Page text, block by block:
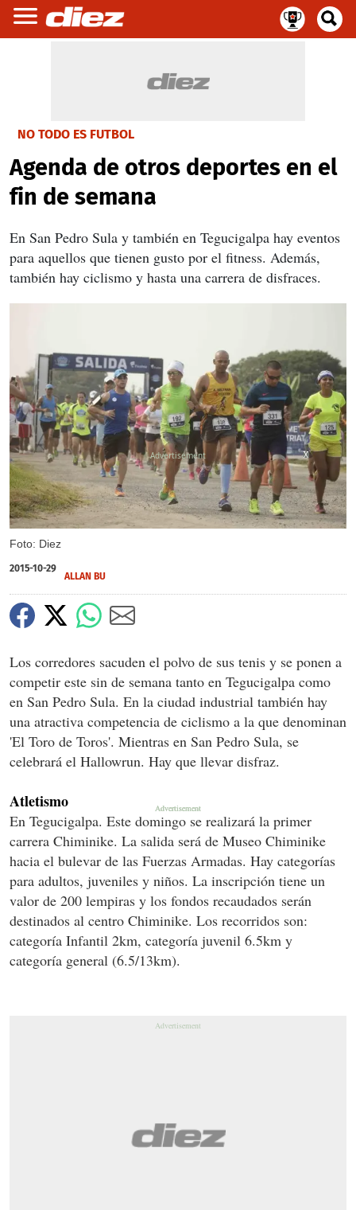
NO TODO ES FUTBOL
Agenda de otros deportes en el
fin de semana
En San Pedro Sula y también en Tegucigalpa hay eventos
para aquellos que tienen gusto por el fitness. Además,
también hay ciclismo y hasta una carrera de disfraces.
Foto: Diez
X
X
X
X
2015-10-29
ALLAN BU
Los corredores sacuden el polvo de sus tenis y se ponen a
competir este sin de semana tanto en Tegucigalpa como
en San Pedro Sula. En la ciudad industrial también hay
una atractiva competencia de ciclismo a la que denominan
'El Toro de Toros'. Mientras en San Pedro Sula, se
celebrará el Hallowrun. Hay que llevar disfraz.
Atletismo
En Tegucigalpa. Este domingo se realizará la primer
carrera Chiminike. La salida será de Museo Chiminike
hacia el bulevar de las Fuerzas Armadas. Hay categorías
para adultos, juveniles y niños. La inscripción tiene un
valor de 200 lempiras y los fondos recaudados serán
destinados al centro Chiminike. Los recorridos son:
categoría Infantil 2km, categoría juvenil 6.5km y
categoría general (6.5/13km).